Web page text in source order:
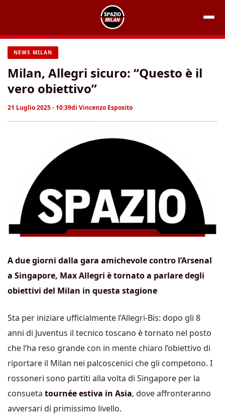
contenuto
NEWS MILAN
Milan, Allegri sicuro: “Questo è il
vero obiettivo”
21 Luglio 2025 - 10:39di Vincenzo Esposito
A due giorni dalla gara amichevole contro l’Arsenal
a Singapore, Max Allegri è tornato a parlare degli
obiettivi del Milan in questa stagione
Sta per iniziare ufficialmente l’Allegri-Bis: dopo gli 8
anni di Juventus il tecnico toscano è tornato nel posto
che l’ha reso grande con in mente chiaro l’obiettivo di
riportare il Milan nei palcoscenici che gli competono. I
rossoneri sono partiti alla volta di Singapore per la
consueta tournée estiva in Asia, dove affronteranno
avversari di primissimo livello.